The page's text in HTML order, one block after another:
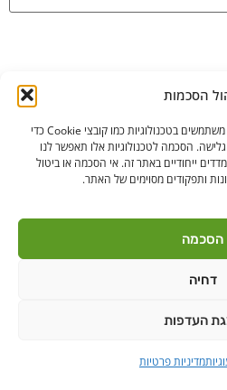
הסכמות
כדי לספק חוויית משתמש מיטבית, אנו משתמשים בטכנולוגיות כמו קובצי Cookie כדי
הסכמה לטכנולוגיות אלו תאפשר לנו
ייחודיים באתר זה. אי הסכמה או ביטול
ותפקודים מסוימים של האתר.
הסכמה
דחיה
העדפות
מדיניות פרטיות